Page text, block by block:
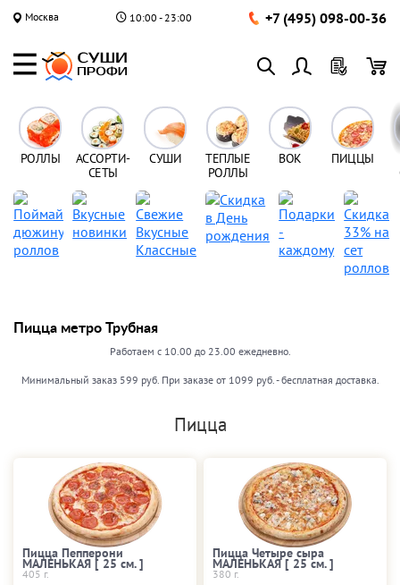
Москва 10:00 - 23:00 +7 (495) 098-00-36
РОЛЛЫ
АССОРТИ-
СЕТЫ
СУШИ
ТЕПЛЫЕ
РОЛЛЫ
ВОК ПИЦЦЫ
Пицца метро Трубная
Работаем с 10.00 до 23.00 ежедневно.
Минимальный заказ 599 руб. При заказе от 1099 руб. - бесплатная доставка.
Пицца
Пицца Пепперони
МАЛЕНЬКАЯ [ 25 cм. ]
405 г.
Пицца Четыре сыра
МАЛЕНЬКАЯ [ 25 cм. ]
380 г.